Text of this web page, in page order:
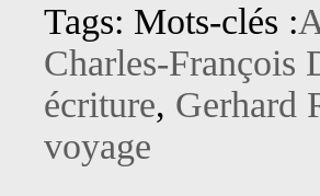
Tags: Mots-clés :
Charles-François
écriture, Gerhard
voyage